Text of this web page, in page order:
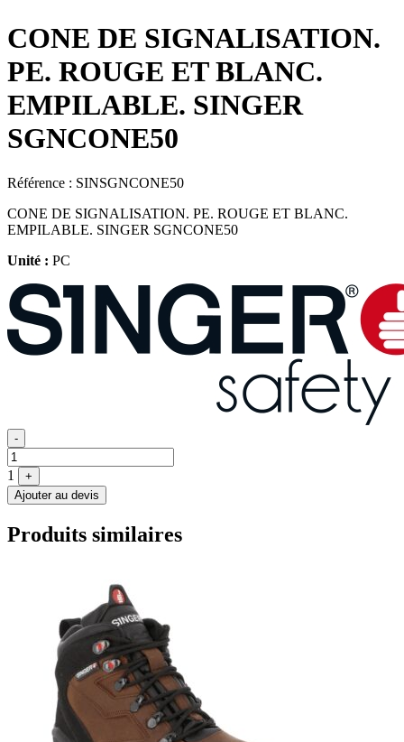
CONE DE SIGNALISATION.
PE. ROUGE ET BLANC.
EMPILABLE. SINGER
SGNCONE50
Référence : SINSGNCONE50
CONE DE SIGNALISATION. PE. ROUGE ET BLANC.
EMPILABLE. SINGER SGNCONE50
Unité : PC
Quantité
-
1
+
Ajouter au devis
Produits similaires